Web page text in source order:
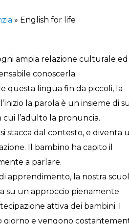
» English for life
ampia relazione culturale ed
conoscerla.
questa lingua fin da piccoli, la
la parola è un insieme di
cui l’adulto la pronuncia.
stacca dal contesto, e diventa
Il bambino ha capito il
a parlare.
apprendimento, la nostra
su un approccio pienamente
attiva dei bambini. I
giorno e vengono